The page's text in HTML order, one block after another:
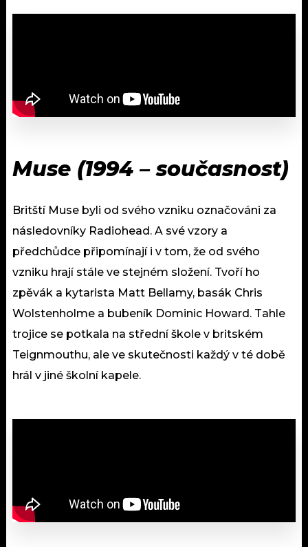
Muse (1994 – současnost)
Britští Muse byli od svého vzniku označováni za
následovníky Radiohead. A své vzory a
předchůdce připomínají i v tom, že od svého
vzniku hrají stále ve stejném složení. Tvoří ho
zpěvák a kytarista Matt Bellamy, basák Chris
Wolstenholme a bubeník Dominic Howard. Tahle
trojice se potkala na střední škole v britském
Teignmouthu, ale ve skutečnosti každý v té době
hrál v jiné školní kapele.